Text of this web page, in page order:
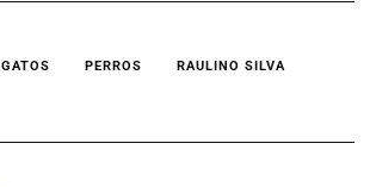
GATOS PERROS RAULINO SILVA